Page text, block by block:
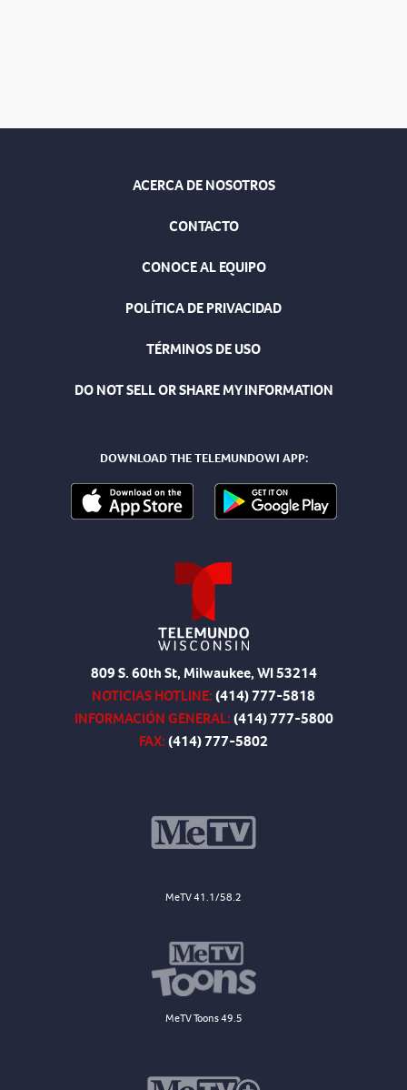
ACERCA DE NOSOTROS
CONTACTO
CONOCE AL EQUIPO
POLÍTICA DE PRIVACIDAD
TÉRMINOS DE USO
DO NOT SELL OR SHARE MY INFORMATION
DOWNLOAD THE TELEMUNDOWI APP:
809 S. 60th St, Milwaukee, WI 53214
NOTICIAS HOTLINE:(414) 777-5818
INFORMACIÓN GENERAL:(414) 777-5800
FAX:(414) 777-5802
MeTV 41.1/58.2
MeTV Toons 49.5